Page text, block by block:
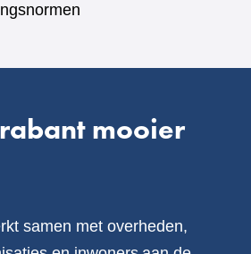
mooier
samen met overheden,